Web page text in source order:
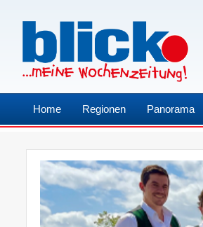
Home Regionen Panorama